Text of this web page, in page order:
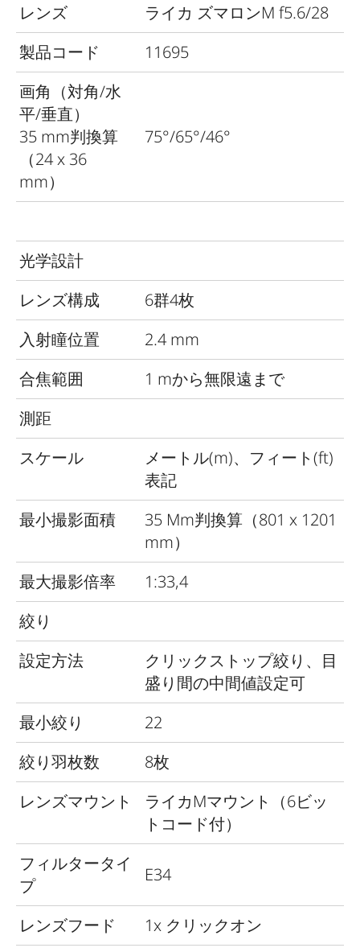
レンズ
ライカ ズマロンM f5.6/28
製品コード
11695
画角（対角/水
平/垂直）
35 mm判換算
（24 x 36
mm）
75°/65°/46°
光学設計
レンズ構成
6群4枚
入射瞳位置
2.4 mm
合焦範囲
1 mから無限遠まで
測距
スケール
メートル(m)、フィート(ft)
表記
最小撮影面積
35 Mm判換算（801 x 1201
mm）
最大撮影倍率
1:33,4
絞り
設定方法
クリックストップ絞り、目
盛り間の中間値設定可
最小絞り
22
絞り羽枚数
8枚
レンズマウント
ライカMマウント（6ビッ
トコード付）
フィルタータイ
プ
E34
レンズフード
1x クリックオン